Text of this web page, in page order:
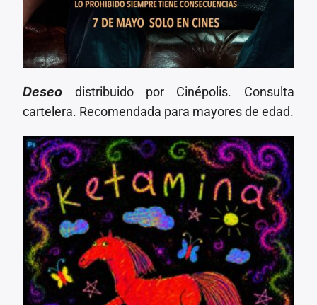
Deseo distribuido por Cinépolis. Consulta
cartelera. Recomendada para mayores de edad.